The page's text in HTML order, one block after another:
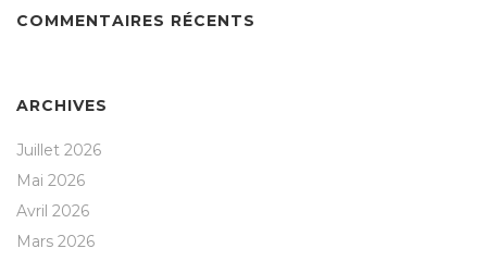
COMMENTAIRES RÉCENTS
ARCHIVES
Juillet 2026
Mai 2026
Avril 2026
Mars 2026